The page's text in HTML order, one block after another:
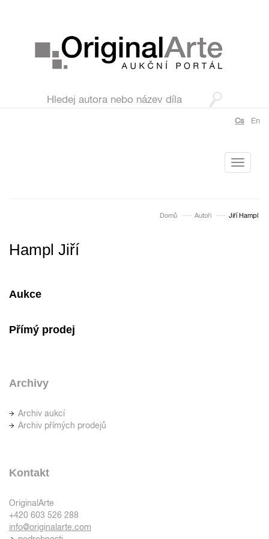
Cs En
Toggle
Domů Autoři Jiří Hampl
Hampl Jiří
Aukce
Přímý prodej
Archivy
Archiv aukcí
Archiv přímých prodejů
Kontakt
OriginalArte
+420 603 526 288
info@originalarte.com